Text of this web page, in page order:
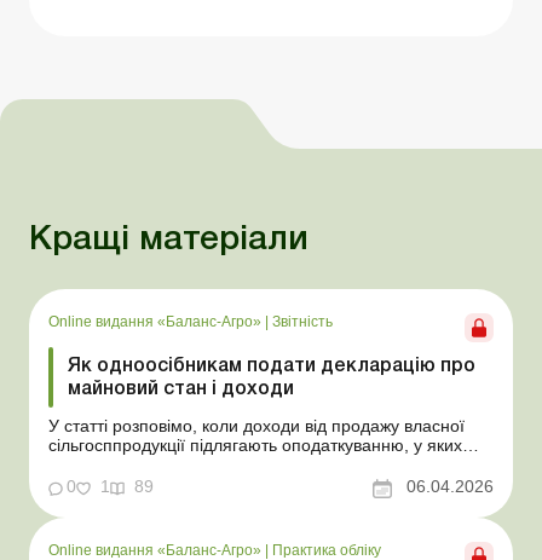
Кращі матеріали
Online видання «Баланс-Агро» Звітність
Як одноосібникам подати декларацію про
майновий стан і доходи
У статті розповімо, коли доходи від продажу власної
сільгосппродукції підлягають оподаткуванню, у яких
як визначити й задекларувати оподатковуваний дохід.
Баланс-Агро № 14 від 7 квітня 2026 року На практиці
фізособи, які самостійно обробляют...
0 1 89 06.04.2026
Online видання «Баланс-Агро» | Практика обліку